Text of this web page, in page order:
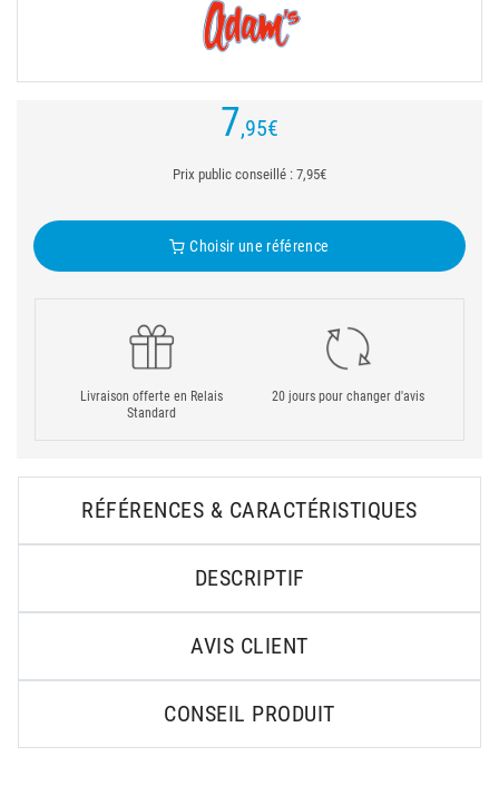
7,95€
Prix public conseillé : 7,95€
Choisir une référence
Livraison offerte en Relais
Standard
20 jours pour changer d'avis
RÉFÉRENCES & CARACTÉRISTIQUES
DESCRIPTIF
AVIS CLIENT
CONSEIL PRODUIT